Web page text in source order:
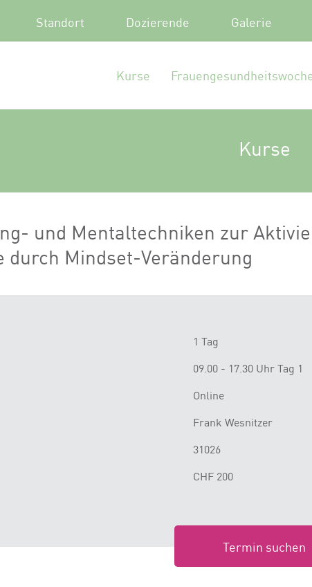
Standort Dozierende Galerie
Kurse
Kurse
und Mentaltechniken zur
durch Mindset-Veränderung
1 Tag
09.00 - 17.30 Uhr Tag 1
Online
Frank Wesnitzer
31026
CHF 200
Termin suchen